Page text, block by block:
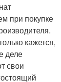
при покупке
кажется,
деле
свои